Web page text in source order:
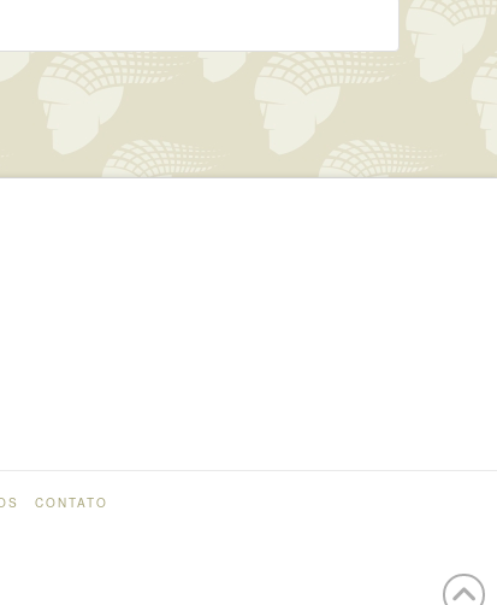
CONTATO